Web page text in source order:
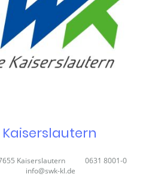
Kaiserslautern 0631 8001-0
kl.de